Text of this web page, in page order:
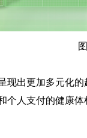
出更加多元化
人支付的健康